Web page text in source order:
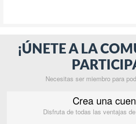
¡ÚNETE A LA
Necesitas ser miembro para
Crea una
Disfruta de todas las ventajas